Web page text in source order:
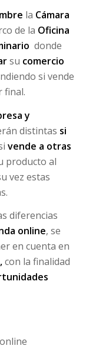
la Cámara
de la Oficina
donde
su comercio
si vende
final.
y
distintas si
vende a otras
producto al
vez estas
diferencias
online, se
en cuenta en
con la finalidad